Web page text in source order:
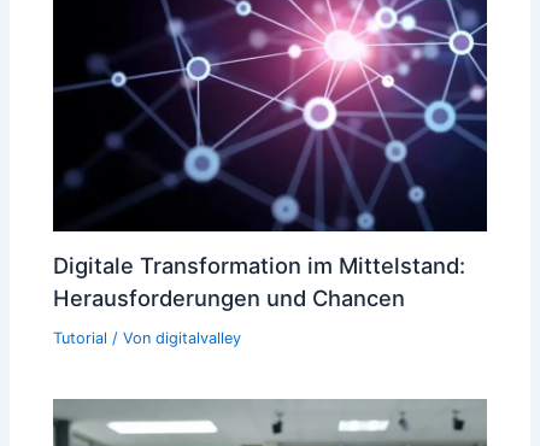
Digitale Transformation im Mittelstand:
Herausforderungen und Chancen
Tutorial / Vondigitalvalley